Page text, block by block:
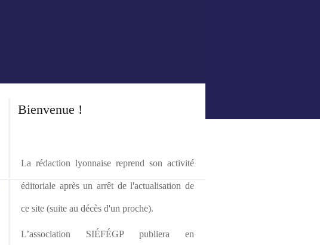
Bienvenue !
La rédaction lyonnaise reprend son activité
éditoriale après un arrêt de l'actualisation de
ce site (suite au décès d'un proche).
L’association SIÉFÉGP publiera en